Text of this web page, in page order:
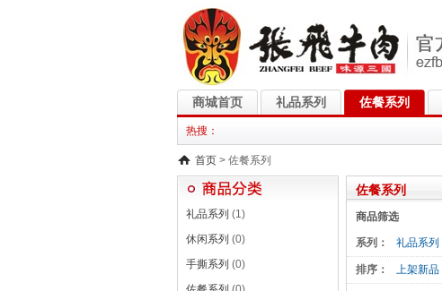
商城首页 礼品系列 佐餐系列
热搜：
首页 > 佐餐系列
礼品系列 (1)
休闲系列 (0)
手撕系列 (0)
佐餐系列
商品筛选
系列： 礼品系列
排序： 上架新品